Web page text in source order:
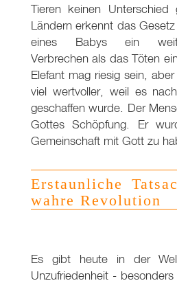
Tieren keinen
Ländern erkennt das
eines Babys ein
Verbrechen als das Töten
Elefant mag riesig sein,
viel wertvoller, weil es
geschaffen wurde. Der
Gottes Schöpfung. Er
Gemeinschaft mit Gott zu
Erstaunliche
wahre Revolution
Es gibt heute in der
Unzufriedenheit - besonders